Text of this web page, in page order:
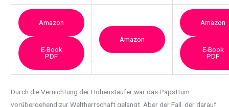
Amazon
E-Book
PDF
Amazon
Amazon
E-Book
PDF
Durch die Vernichtung der Hohenstaufer war das Papsttum
vorübergehend zur Weltherrschaft gelangt. Aber der Fall, der darauf